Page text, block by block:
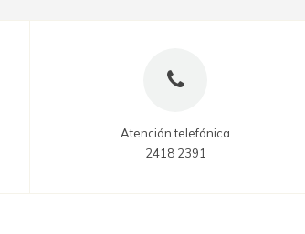
Atención telefónica
2418 2391